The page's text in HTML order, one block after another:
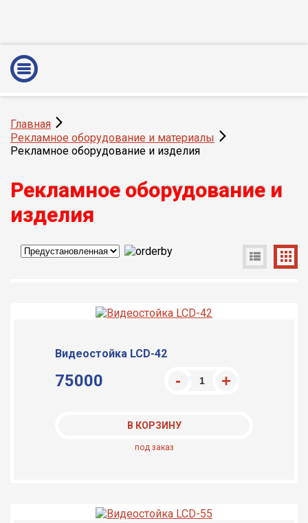
Главная
Рекламное оборудование и материалы
Рекламное оборудование и изделия
Рекламное оборудование и
изделия
Видеостойка LCD-42
75000
В КОРЗИНУ
под заказ